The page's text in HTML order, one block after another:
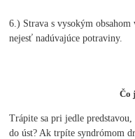
6.) Strava s vysokým
nejesť nadúvajúce potraviny.
Čo
Trápite sa pri jedle
do úst? Ak trpíte syndrómom